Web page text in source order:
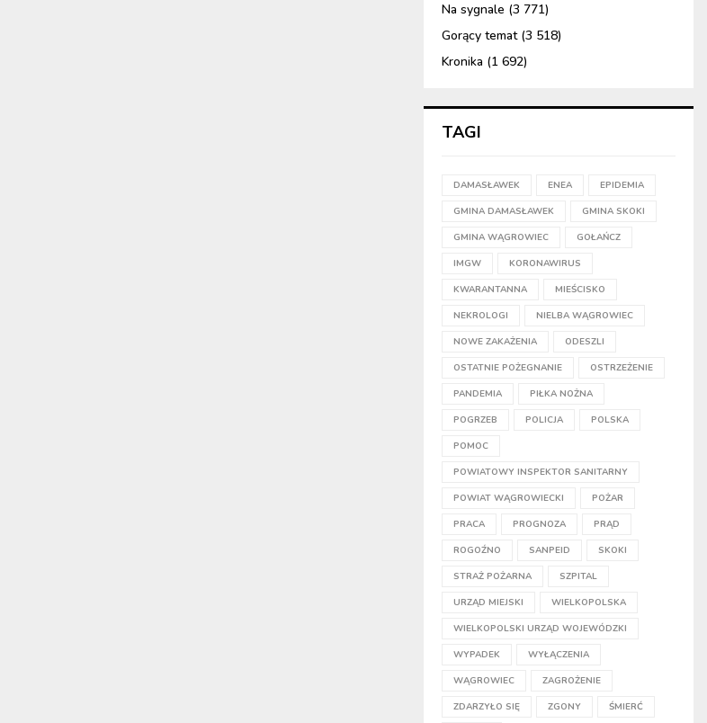
Na sygnale (3 771)
Gorący temat(3 518)
Kronika (1 692)
TAGI
DAMASŁAWEK ENEA EPIDEMIA
GMINA DAMASŁAWEK GMINA SKOKI
GMINA WĄGROWIEC GOŁAŃCZ
IMGW KORONAWIRUS
KWARANTANNA MIEŚCISKO
NEKROLOGI NIELBA WĄGROWIEC
NOWE ZAKAŻENIA ODESZLI
OSTATNIE POŻEGNANIE OSTRZEŻENIE
PANDEMIA PIŁKA NOŻNA
POGRZEB POLICJA POLSKA
POMOC
POWIATOWY INSPEKTOR SANITARNY
POWIAT WĄGROWIECKI POŻAR
PRACA PROGNOZA PRĄD
ROGOŹNO SANPEID SKOKI
STRAŻ POŻARNA SZPITAL
URZĄD MIEJSKI WIELKOPOLSKA
WIELKOPOLSKI URZĄD WOJEWÓDZKI
WYPADEK WYŁĄCZENIA
WĄGROWIEC ZAGROŻENIE
ZDARZYŁO SIĘ ZGONY ŚMIERĆ